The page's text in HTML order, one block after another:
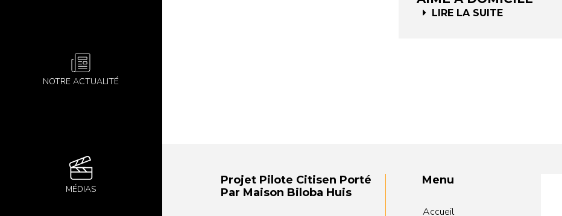
NOTRE ACTUALITÉ
MÉDIAS
LIRE LA SUITE
Projet Pilote Citisen Porté
Par Maison Biloba Huis
Menu
Accueil